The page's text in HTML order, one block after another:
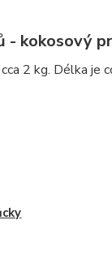
kokosový
2 kg. Délka je